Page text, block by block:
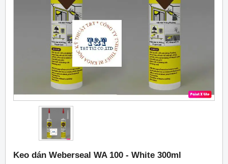
Keo dán Weberseal WA 100 - White 300ml